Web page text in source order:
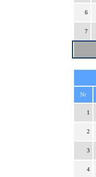
6
7
Nr
1
2
3
4